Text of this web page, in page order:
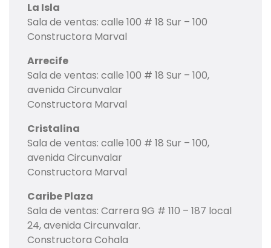
La Isla
Sala de ventas: calle 100 # 18 Sur – 100
Constructora Marval
Arrecife
Sala de ventas: calle 100 # 18 Sur – 100,
avenida Circunvalar
Constructora Marval
Cristalina
Sala de ventas: calle 100 # 18 Sur – 100,
avenida Circunvalar
Constructora Marval
Caribe Plaza
Sala de ventas: Carrera 9G # 110 – 187 local
24, avenida Circunvalar.
Constructora Cohala